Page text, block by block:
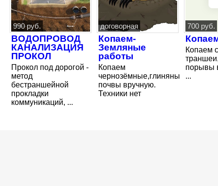
990 руб.
ВОДОПРОВОД
КАНАЛИЗАЦИЯ
ПРОКОЛ
Прокол под дорогой -
метод
бестраншейной
прокладки
коммуникаций, ...
договорная
Копаем-
Земляные
работы
Копаем
почвы вручную.
Техники нет
700 руб.
Копаем
порывы
...